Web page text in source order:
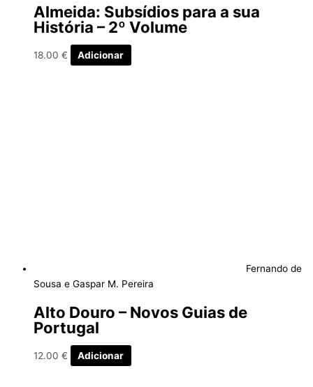
Almeida: Subsídios para a sua
História – 2º Volume
18.00 € Adicionar
Fernando de
Sousa e Gaspar M. Pereira
Alto Douro – Novos Guias de
Portugal
12.00 € Adicionar